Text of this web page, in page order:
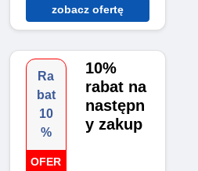
zobacz ofertę
Ra
bat
10
%
OFER
10%
rabat na
następn
y zakup